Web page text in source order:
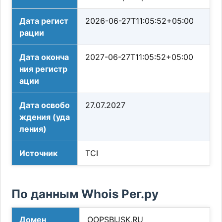
Дата регист
рации
2026-06-27T11:05:52+05:00
Дата оконча
ния регистр
ации
2027-06-27T11:05:52+05:00
Дата освобо
ждения (уда
ления)
27.07.2027
Источник TCI
По данным Whois Рег.ру
Домен OOPSBIJSK.RU